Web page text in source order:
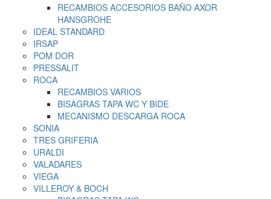
RECAMBIOS ACCESORIOS BAÑO AXOR
HANSGROHE
IDEAL STANDARD
IRSAP
POM DOR
PRESSALIT
ROCA
RECAMBIOS VARIOS
BISAGRAS TAPA WC Y BIDE
MECANISMO DESCARGA ROCA
SONIA
TRES GRIFERIA
URALDI
VALADARES
VIEGA
VILLEROY & BOCH